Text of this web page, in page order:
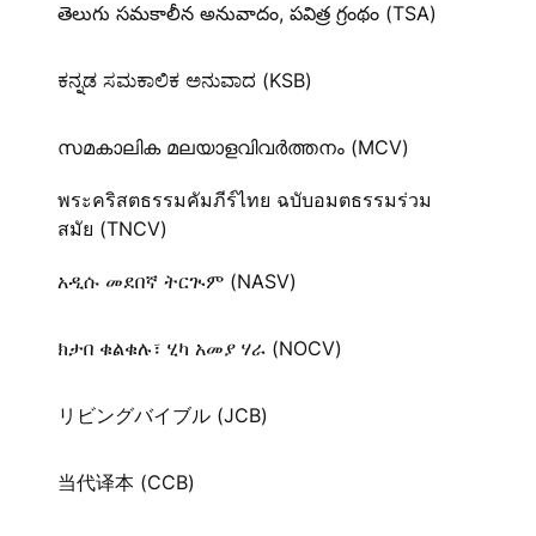
తెలుగు సమకాలీన అనువాదం, పవిత్ర గ్రంథం (TSA)
ಕನ್ನಡ ಸಮಕಾಲಿಕ ಅನುವಾದ (KSB)
സമകാലിക മലയാളവിവർത്തനം (MCV)
พระคริสตธรรมคัมภีร์ไทย ฉบับอมตธรรมร่วม
สมัย (TNCV)
አዲሱ መደበኛ ትርጒም (NASV)
ክታበ ቁልቁሉ፣ ሂካ አመያ ሃራ (NOCV)
リビングバイブル (JCB)
当代译本 (CCB)